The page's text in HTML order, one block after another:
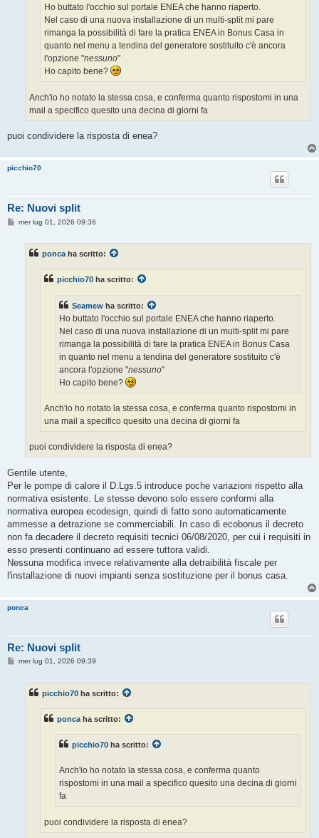
Ho buttato l'occhio sul portale ENEA che hanno riaperto.
Nel caso di una nuova installazione di un multi-split mi pare
rimanga la possibilità di fare la pratica ENEA in Bonus Casa in
quanto nel menu a tendina del generatore sostituito c'è ancora
l'opzione "nessuno"
Ho capito bene?
Anch'io ho notato la stessa cosa, e conferma quanto rispostomi in una
mail a specifico quesito una decina di giorni fa
puoi condividere la risposta di enea?
picchio70
Re: Nuovi split
Mmer lug 01, 2026 09:36
ponca ha scritto:
picchio70 ha scritto:
Seamew ha scritto:
Ho buttato l'occhio sul portale ENEA che hanno riaperto.
Nel caso di una nuova installazione di un multi-split mi pare
rimanga la possibilità di fare la pratica ENEA in Bonus Casa
in quanto nel menu a tendina del generatore sostituito c'è
ancora l'opzione "nessuno"
Ho capito bene?
Anch'io ho notato la stessa cosa, e conferma quanto rispostomi in
una mail a specifico quesito una decina di giorni fa
puoi condividere la risposta di enea?
Gentile utente,
Per le pompe di calore il D.Lgs.5 introduce poche variazioni rispetto alla
normativa esistente. Le stesse devono solo essere conformi alla
normativa europea ecodesign, quindi di fatto sono automaticamente
ammesse a detrazione se commerciabili. In caso di ecobonus il decreto
non fa decadere il decreto requisiti tecnici 06/08/2020, per cui i requisiti in
esso presenti continuano ad essere tuttora validi.
Nessuna modifica invece relativamente alla detraibilità fiscale per
l'installazione di nuovi impianti senza sostituzione per il bonus casa.
ponca
Re: Nuovi split
Mmer lug 01, 2026 09:39
picchio70 ha scritto:
ponca ha scritto:
picchio70 ha scritto:
Anch'io ho notato la stessa cosa, e conferma quanto
rispostomi in una mail a specifico quesito una decina di giorni
fa
puoi condividere la risposta di enea?